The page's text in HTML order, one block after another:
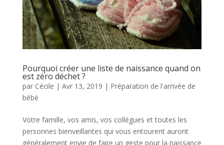
Pourquoi créer une liste de naissance quand on
est zéro déchet ?
par Cécile | Avr 13, 2019 | Préparation de l'arrivée de
bébé
Votre famille, vos amis, vos collègues et toutes les
personnes bienveillantes qui vous entourent auront
généralement envie de faire un geste pour la naissance